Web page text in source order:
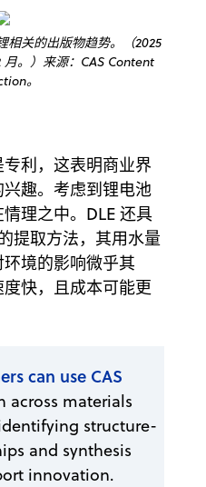
相关的出版物趋势。（2025
。）来源：CAS Content
。
利，这表明商业界
趣。考虑到锂电池
理之中。DLE 还具
提取方法，其用水量
境的影响微乎其
快，且成本可能更
can use CAS
across materials
structure-
and synthesis
innovation.